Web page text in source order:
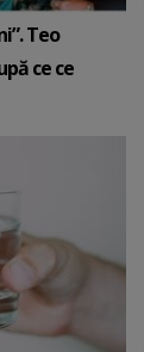
Teo
ce ce